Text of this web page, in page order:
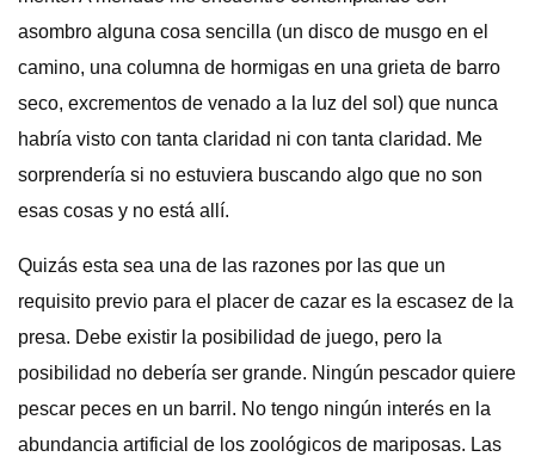
asombro alguna cosa sencilla (un disco de musgo en el
camino, una columna de hormigas en una grieta de barro
seco, excrementos de venado a la luz del sol) que nunca
habría visto con tanta claridad ni con tanta claridad. Me
sorprendería si no estuviera buscando algo que no son
esas cosas y no está allí.
Quizás esta sea una de las razones por las que un
requisito previo para el placer de cazar es la escasez de la
presa. Debe existir la posibilidad de juego, pero la
posibilidad no debería ser grande. Ningún pescador quiere
pescar peces en un barril. No tengo ningún interés en la
abundancia artificial de los zoológicos de mariposas. Las